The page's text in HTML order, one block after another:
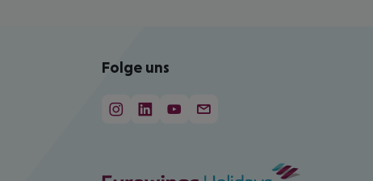
Folge uns